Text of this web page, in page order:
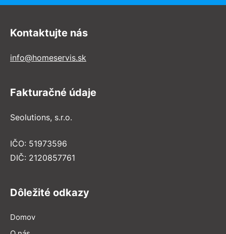
Kontaktujte nás
info@homeservis.sk
Fakturačné údaje
Seolutions, s.r.o.
IČO: 51973596
DIČ: 2120857761
Dôležité odkazy
Domov